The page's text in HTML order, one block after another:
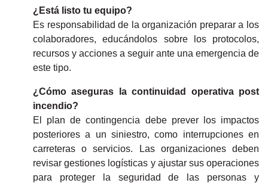
¿Está listo tu equipo?
Es responsabilidad de la organización preparar a los
colaboradores, educándolos sobre los protocolos,
recursos y acciones a seguir ante una emergencia de
este tipo.
¿Cómo aseguras la continuidad operativa post
incendio?
El plan de contingencia debe prever los impactos
posteriores a un siniestro, como interrupciones en
carreteras o servicios. Las organizaciones deben
revisar gestiones logísticas y ajustar sus operaciones
para proteger la seguridad de las personas y